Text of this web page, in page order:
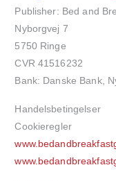
Publisher: Bed and
Nyborgvej 7
5750 Ringe
CVR 41516232
Bank: Danske Bank,
Handelsbetingelser
Cookieregler